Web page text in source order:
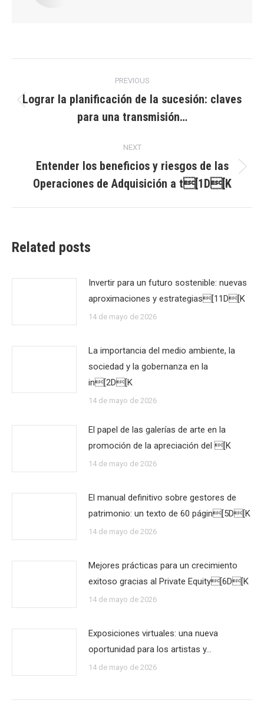
navigation
PREVIOUS
post:
Lograr la planificación de la sucesión: claves
para una transmisión…
NEXT
post:
Entender los beneficios y riesgos de las
Operaciones de Adquisición a t[1D[K
Related posts
Invertir para un futuro sostenible: nuevas
aproximaciones y estrategias[11D[K
14 de mayo de 2026
La importancia del medio ambiente, la
sociedad y la gobernanza en la
in[2D[K
14 de mayo de 2026
El papel de las galerías de arte en la
promoción de la apreciación del [K
14 de mayo de 2026
El manual definitivo sobre gestores de
patrimonio: un texto de 60 págin[5D[K
14 de mayo de 2026
Mejores prácticas para un crecimiento
exitoso gracias al Private Equity[6D[K
14 de mayo de 2026
Exposiciones virtuales: una nueva
oportunidad para los artistas y…
14 de mayo de 2026